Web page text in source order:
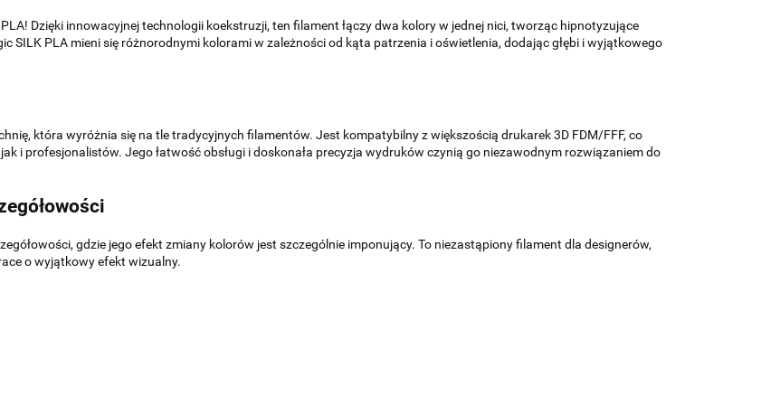
Dzięki innowacyjnej technologii koekstruzji, ten filament łączy dwa kolory w jednej nici, tworząc hipnotyzujące
SILK PLA mieni się różnorodnymi kolorami w zależności od kąta patrzenia i oświetlenia, dodając głębi i wyjątkowego
która wyróżnia się na tle tradycyjnych filamentów. Jest kompatybilny z większością drukarek 3D FDM/FFF, co
i profesjonalistów. Jego łatwość obsługi i doskonała precyzja wydruków czynią go niezawodnym rozwiązaniem do
gdzie jego efekt zmiany kolorów jest szczególnie imponujący. To niezastąpiony filament dla designerów,
o wyjątkowy efekt wizualny.